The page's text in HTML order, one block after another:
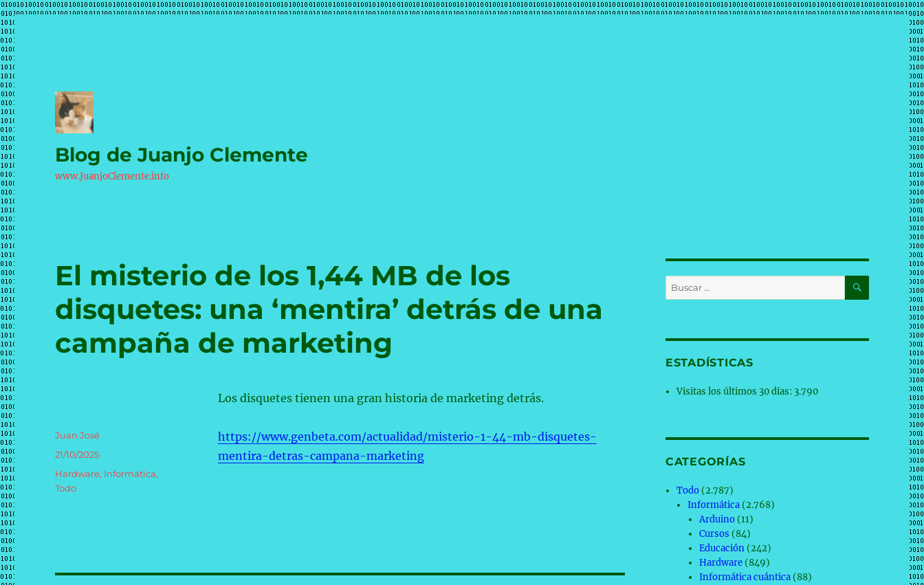
Blog de Juanjo Clemente
www.JuanjoClemente.info
El misterio de los 1,44 MB de los
disquetes: una ‘mentira’ detrás de una
campaña de marketing
Los disquetes tienen una gran historia de marketing detrás.
https://www.genbeta.com/actualidad/misterio-1-44-mb-disquetes-
mentira-detras-campana-marketing
Autor
Juan José
Publicado
21/10/2025
Categorías
Hardware, Informática,
Todo
Buscar
por:
BUSCAR
ESTADÍSTICAS
Visitas los últimos 30 días: 3.790
CATEGORÍAS
Todo (2.787)
Informática (2.768)
Arduino(11)
Cursos (84)
Educación(242)
Hardware(849)
Informática cuántica(88)